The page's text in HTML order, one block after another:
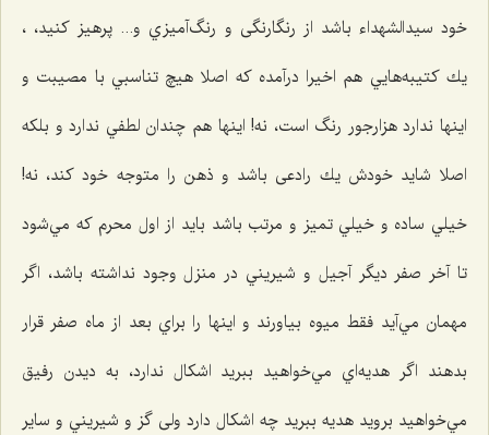
خود سيدالشهداء باشد از رنگارنگی و رنگ‌آميزي و... پرهیز کنید، ،
يك كتيبه‌هایي هم اخيرا درآمده كه اصلا هيچ تناسبي با مصيبت و
اينها ندارد هزارجور رنگ است، نه! اينها هم چندان لطفي ندارد و بلكه
اصلا شاید خودش يك رادعی ‌باشد و ذهن را متوجه خود كند، نه!
خيلي ساده و خيلي تميز و مرتب باشد بايد از اول محرم كه مي‌شود
تا آخر صفر ديگر آجیل و شيريني در منزل وجود نداشته باشد، اگر
مهمان مي‌آيد فقط ميوه بياورند و اينها را براي بعد از ماه صفر قرار
بدهند اگر هديه‌اي مي‌خواهيد ببريد اشكال ندارد، به ديدن رفيق
مي‌خواهيد برويد هديه ببريد چه اشكال دارد ولی گز و شيريني و ساير